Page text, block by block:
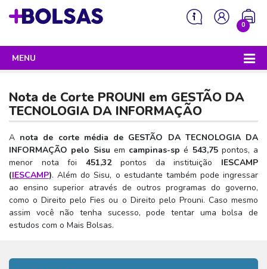
0
Sua mochila está vazia!
MENU
ENEM
Enem 2026 - Tudo o que você precisa saber
Enem – O que é
Enem – Quem pode fazer
Enem – Para que serve
Enem – Como se preparar
Enem – Cartilha redação
SISU
Sisu 2026 – Tudo o que você precisa saber
SISU – O que é
SISU – Quem pode participar
SISU – Como se inscrever
SISU – Universidades participantes
PROUNI
Prouni 2026 – Tudo o que você precisa saber
Prouni – O que é
Prouni – Quem pode participar
FIES
Fies e P-Fies 2026 – Tudo o que você precisa saber
Fies – O que é
PRONATEC
SISUTEC
Nota de Corte PROUNI em GESTÃO DA
TECNOLOGIA DA INFORMAÇÃO
A nota de corte média de GESTÃO DA TECNOLOGIA DA
INFORMAÇÃO pelo Sisu em campinas-sp é 543,75pontos, a
menor nota foi451,32pontos da instituição IESCAMP
(IESCAMP). Além do Sisu, o estudante também pode ingressar
ao ensino superior através de outros programas do governo,
como o Direito pelo Fies ou o Direito pelo Prouni. Caso mesmo
assim você não tenha sucesso, pode tentar uma bolsa de
estudos com o Mais Bolsas.